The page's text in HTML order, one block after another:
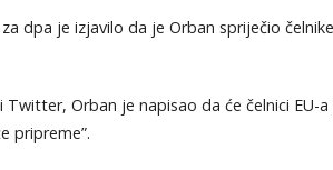
dpa je izjavilo da je Orban spriječio
Twitter, Orban je napisao da će čelnici
pripreme”.